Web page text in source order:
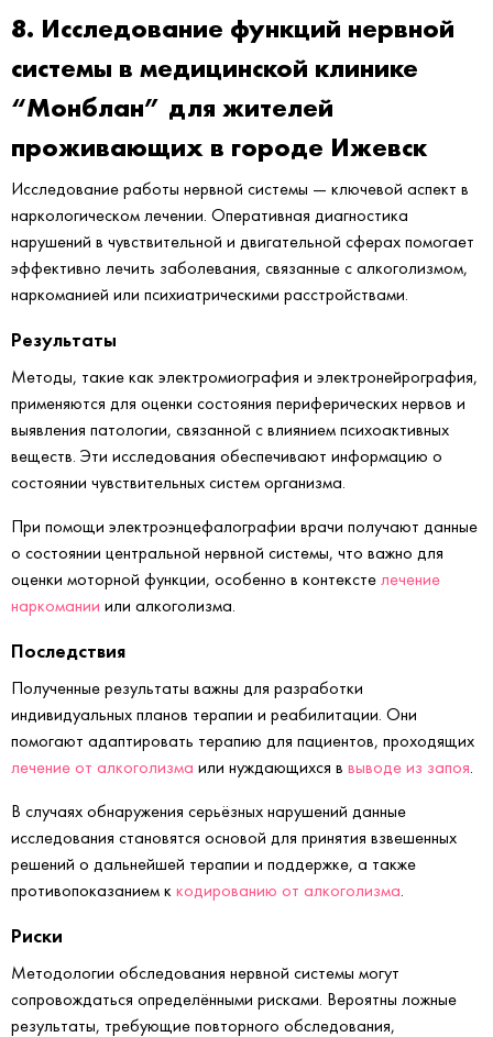
8. Исследование функций нервной
системы в медицинской клинике
“Монблан” для жителей
проживающих в городе Ижевск
Исследование работы нервной системы — ключевой аспект в
наркологическом лечении. Оперативная диагностика
нарушений в чувствительной и двигательной сферах помогает
эффективно лечить заболевания, связанные с алкоголизмом,
наркоманией или психиатрическими расстройствами.
Результаты
Методы, такие как электромиография и электронейрография,
применяются для оценки состояния периферических нервов и
выявления патологии, связанной с влиянием психоактивных
веществ. Эти исследования обеспечивают информацию о
состоянии чувствительных систем организма.
При помощи электроэнцефалографии врачи получают данные
о состоянии центральной нервной системы, что важно для
оценки моторной функции, особенно в контексте лечение
наркомании или алкоголизма.
Последствия
Полученные результаты важны для разработки
индивидуальных планов терапии и реабилитации. Они
помогают адаптировать терапию для пациентов, проходящих
лечение от алкоголизма или нуждающихся в выводе из запоя.
В случаях обнаружения серьёзных нарушений данные
исследования становятся основой для принятия взвешенных
решений о дальнейшей терапии и поддержке, а также
противопоказанием к кодированию от алкоголизма.
Риски
Методологии обследования нервной системы могут
сопровождаться определёнными рисками. Вероятны ложные
результаты, требующие повторного обследования,